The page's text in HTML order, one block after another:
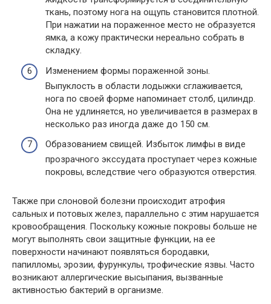
ткань, поэтому нога на ощупь становится плотной.
При нажатии на пораженное место не образуется
ямка, а кожу практически нереально собрать в
складку.
Изменением формы пораженной зоны.
Выпуклость в области лодыжки сглаживается,
нога по своей форме напоминает столб, цилиндр.
Она не удлиняется, но увеличивается в размерах в
несколько раз иногда даже до 150 см.
Образованием свищей. Избыток лимфы в виде
прозрачного экссудата проступает через кожные
покровы, вследствие чего образуются отверстия.
Также при слоновой болезни происходит атрофия
сальных и потовых желез, параллельно с этим нарушается
кровообращения. Поскольку кожные покровы больше не
могут выполнять свои защитные функции, на ее
поверхности начинают появляться бородавки,
папилломы, эрозии, фурункулы, трофические язвы. Часто
возникают аллергические высыпания, вызванные
активностью бактерий в организме.